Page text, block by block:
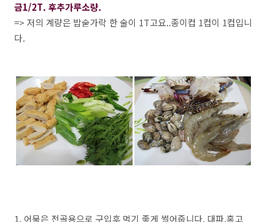
금1/2T. 후추가루소량.
=> 저의 계량은 밥숟가락 한 술이 1T고요..종이컵 1컵이 1컵입니
다.
1. 어묵은 전골용으로 구입후 먹기 좋게 썰어줍니다. 대파,홍고